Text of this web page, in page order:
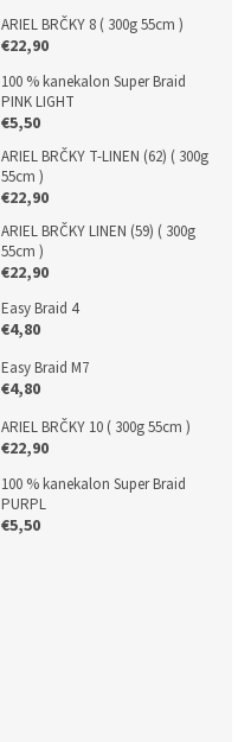
ARIEL BRČKY 8 ( 300g 55cm )
€22,90
100 % kanekalon Super Braid
PINK LIGHT
€5,50
ARIEL BRČKY T-LINEN (62) ( 300g
55cm )
€22,90
ARIEL BRČKY LINEN (59) ( 300g
55cm )
€22,90
Easy Braid 4
€4,80
Easy Braid M7
€4,80
ARIEL BRČKY 10 ( 300g 55cm )
€22,90
100 % kanekalon Super Braid
PURPL
€5,50